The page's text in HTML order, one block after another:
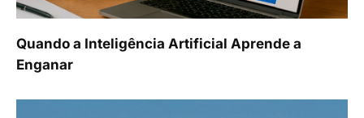
Quando a Inteligência Artificial Aprende a
Enganar